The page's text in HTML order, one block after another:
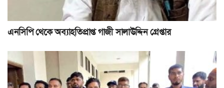
এনসিপি থেকে অব্যাহতিপ্রাপ্ত গাজী সালাউদ্দিন গ্রেপ্তার